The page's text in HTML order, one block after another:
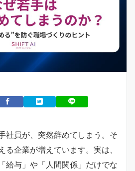
社員が、突然辞めてしまう。そ
る企業が増えています。実は、
給与」や「人間関係」だけでな